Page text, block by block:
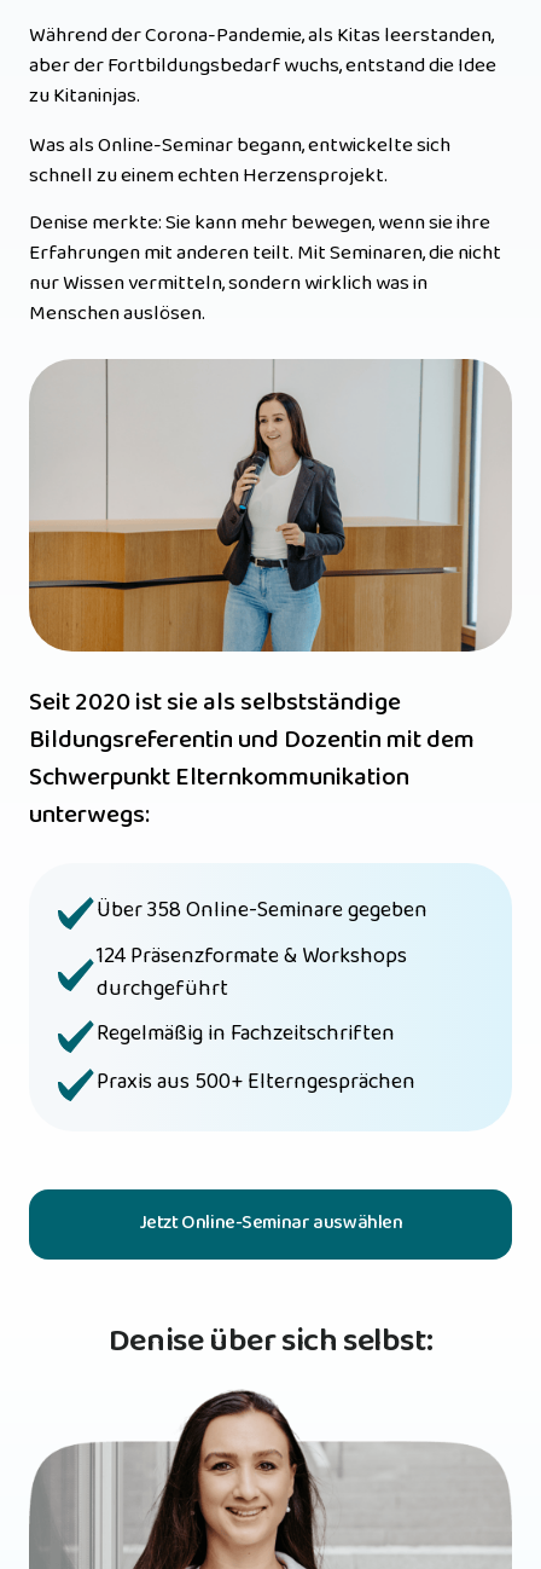
Während der Corona-Pandemie, als Kitas leerstanden,
aber der Fortbildungsbedarf wuchs, entstand die Idee
zu Kitaninjas.
Was als Online-Seminar begann, entwickelte sich
schnell zu einem echten Herzensprojekt.
Denise merkte: Sie kann mehr bewegen, wenn sie ihre
Erfahrungen mit anderen teilt. Mit Seminaren, die nicht
nur Wissen vermitteln, sondern wirklich was in
Menschen auslösen.
Seit 2020 ist sie als selbstständige
Bildungsreferentin und Dozentin mit dem
Schwerpunkt Elternkommunikation
unterwegs:
Über 358 Online-Seminare gegeben
124 Präsenzformate & Workshops
durchgeführt
Regelmäßig in Fachzeitschriften
Praxis aus 500+ Elterngesprächen
Jetzt Online-Seminar auswählen